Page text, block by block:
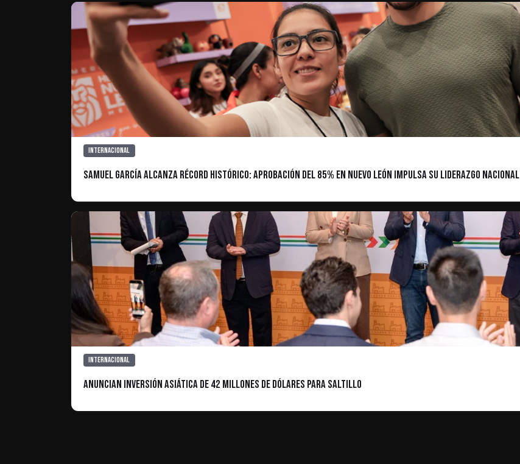
Internacional
Samuel García alcanza récord histórico: Aprobación del 85% en Nuevo León impulsa su liderazgo nacional
Internacional
Anuncian inversión asiática de 42 millones de dólares para Saltillo